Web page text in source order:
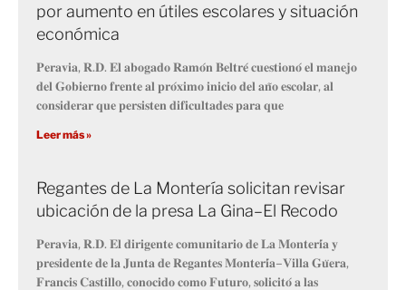
por aumento en útiles escolares y situación
económica
𝐏𝐞𝐫𝐚𝐯𝐢𝐚, 𝐑.𝐃. 𝐄𝐥 𝐚𝐛𝐨𝐠𝐚𝐝𝐨 𝐑𝐚𝐦𝐨́𝐧 𝐁𝐞𝐥𝐭𝐫𝐞́ 𝐜𝐮𝐞𝐬𝐭𝐢𝐨𝐧𝐨́ 𝐞𝐥 𝐦𝐚𝐧𝐞𝐣𝐨
𝐝𝐞𝐥 𝐆𝐨𝐛𝐢𝐞𝐫𝐧𝐨 𝐟𝐫𝐞𝐧𝐭𝐞 𝐚𝐥 𝐩𝐫𝐨́𝐱𝐢𝐦𝐨 𝐢𝐧𝐢𝐜𝐢𝐨 𝐝𝐞𝐥 𝐚𝐧̃𝐨 𝐞𝐬𝐜𝐨𝐥𝐚𝐫, 𝐚𝐥
𝐜𝐨𝐧𝐬𝐢𝐝𝐞𝐫𝐚𝐫 𝐪𝐮𝐞 𝐩𝐞𝐫𝐬𝐢𝐬𝐭𝐞𝐧 𝐝𝐢𝐟𝐢𝐜𝐮𝐥𝐭𝐚𝐝𝐞𝐬 𝐩𝐚𝐫𝐚 𝐪𝐮𝐞
Leer más »
Regantes de La Montería solicitan revisar
ubicación de la presa La Gina–El Recodo
𝐏𝐞𝐫𝐚𝐯𝐢𝐚, 𝐑.𝐃. 𝐄𝐥 𝐝𝐢𝐫𝐢𝐠𝐞𝐧𝐭𝐞 𝐜𝐨𝐦𝐮𝐧𝐢𝐭𝐚𝐫𝐢𝐨 𝐝𝐞 𝐋𝐚 𝐌𝐨𝐧𝐭𝐞𝐫𝐢́𝐚 𝐲
𝐩𝐫𝐞𝐬𝐢𝐝𝐞𝐧𝐭𝐞 𝐝𝐞 𝐥𝐚 𝐉𝐮𝐧𝐭𝐚 𝐝𝐞 𝐑𝐞𝐠𝐚𝐧𝐭𝐞𝐬 𝐌𝐨𝐧𝐭𝐞𝐫𝐢́𝐚–𝐕𝐢𝐥𝐥𝐚 𝐆𝐮̈𝐞𝐫𝐚,
𝐅𝐫𝐚𝐧𝐜𝐢𝐬 𝐂𝐚𝐬𝐭𝐢𝐥𝐥𝐨, 𝐜𝐨𝐧𝐨𝐜𝐢𝐝𝐨 𝐜𝐨𝐦𝐨 𝐅𝐮𝐭𝐮𝐫𝐨, 𝐬𝐨𝐥𝐢𝐜𝐢𝐭𝐨́ 𝐚 𝐥𝐚𝐬